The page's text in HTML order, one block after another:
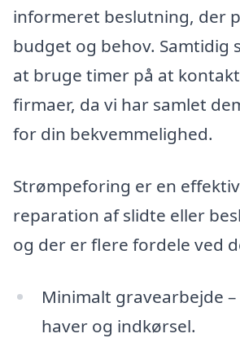
informeret beslutning, der
budget og behov. Samtidig
at bruge timer på at
firmaer, da vi har samlet
for din bekvemmelighed.
Strømpeforing er en
reparation af slidte eller
og der er flere fordele ved
Minimalt gravearbejde
haver og indkørsel.